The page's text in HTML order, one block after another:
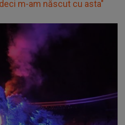
m-am născut cu asta"